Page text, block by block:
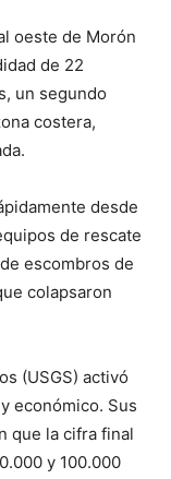
oeste de Morón
de 22
un segundo
costera,
desde
de rescate
escombros de
colapsaron
(USGS) activó
económico. Sus
que la cifra final
y 100.000